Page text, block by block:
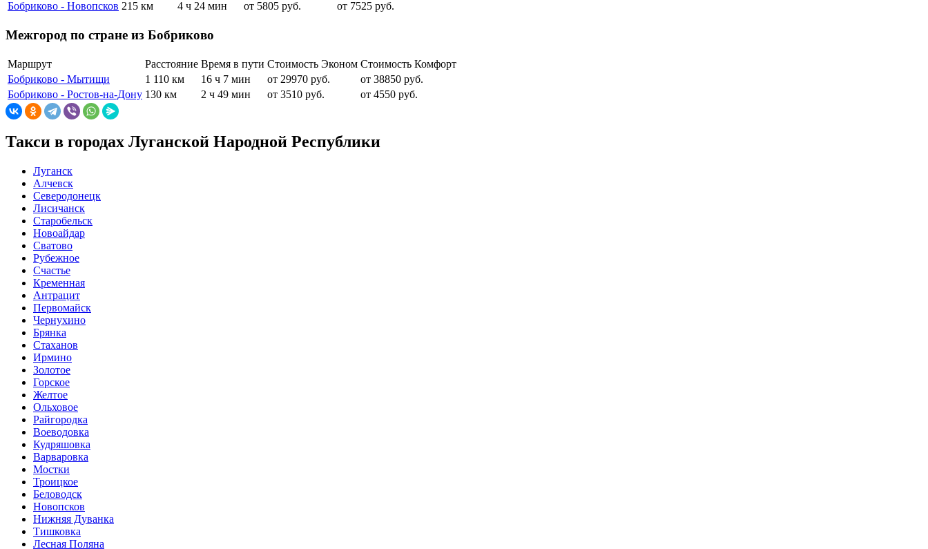
Бобриково - Новопсков 215 км 4 ч 24 мин от 5805 руб. от 7525 руб.
Межгород по стране из Бобриково
Маршрут Расстояние Время в пути Стоимость Эконом Стоимость Комфорт
Бобриково - Мытищи
1 110 км 16 ч 7 мин от 29970 руб.
от 38850 руб.
Бобриково - Ростов-на-Дону 130 км 2 ч 49 мин от 3510 руб. от 4550 руб.
Такси в городах Луганской Народной Республики
Луганск
Алчевск
Северодонецк
Лисичанск
Старобельск
Новоайдар
Сватово
Рубежное
Счастье
Кременная
Антрацит
Первомайск
Чернухино
Брянка
Стаханов
Ирмино
Золотое
Горское
Желтое
Ольховое
Райгородка
Воеводовка
Кудряшовка
Варваровка
Мостки
Троицкое
Беловодск
Новопсков
Нижняя Дуванка
Тишковка
Лесная Поляна